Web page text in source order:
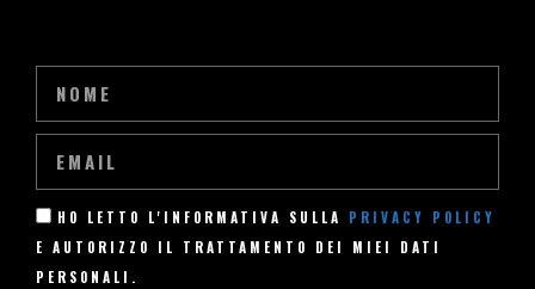
HO LETTO L'INFORMATIVA SULLA PRIVACY POLICY
E AUTORIZZO IL TRATTAMENTO DEI MIEI DATI
PERSONALI.